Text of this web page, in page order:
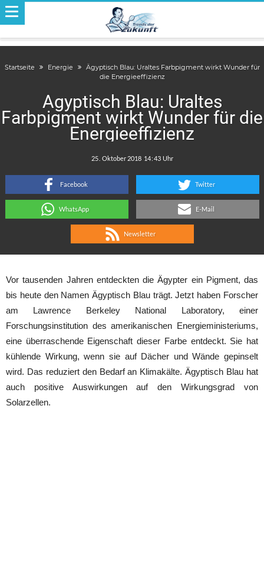
Startseite Energie
Ägyptisch Blau: Uraltes Farbpigment wirkt Wunder für
die Energieeffizienz
Ägyptisch Blau: Uraltes
Farbpigment wirkt Wunder für die
Energieeffizienz
:
Facebook Twitter
WhatsApp E-Mail
Newsletter
Vor tausenden Jahren entdeckten die Ägypter ein Pigment, das
bis heute den Namen Ägyptisch Blau trägt. Jetzt haben Forscher
am Lawrence Berkeley National Laboratory, einer
Forschungsinstitution des amerikanischen Energieministeriums,
eine überraschende Eigenschaft dieser Farbe entdeckt. Sie hat
kühlende Wirkung, wenn sie auf Dächer und Wände gepinselt
wird. Das reduziert den Bedarf an Klimakälte. Ägyptisch Blau hat
auch positive Auswirkungen auf den Wirkungsgrad von
Solarzellen.